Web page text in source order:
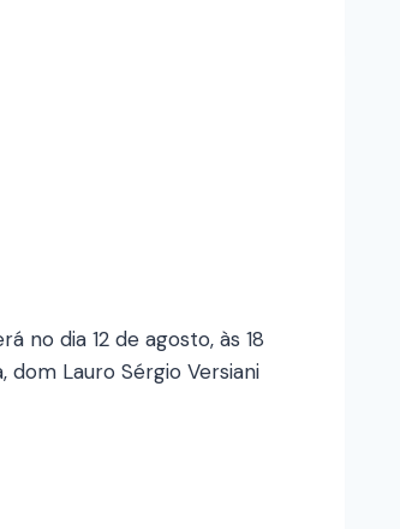
no dia 12 de agosto, às 18
dom Lauro Sérgio Versiani